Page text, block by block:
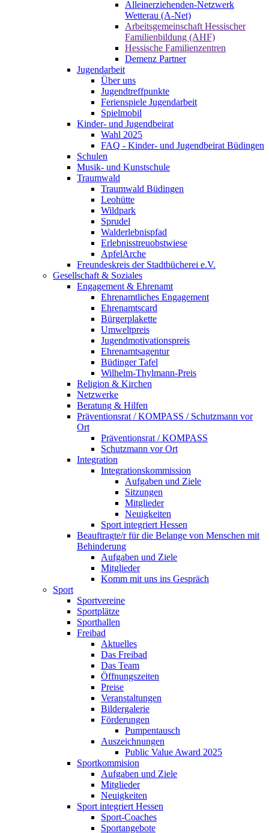
Alleinerziehenden-Netzwerk
Wetterau (A-Net)
Arbeitsgemeinschaft Hessischer
Familienbildung (AHF)
Hessische Familienzentren
Demenz Partner
Jugendarbeit
Über uns
Jugendtreffpunkte
Ferienspiele Jugendarbeit
Spielmobil
Kinder- und Jugendbeirat
Wahl 2025
FAQ - Kinder- und Jugendbeirat Büdingen
Schulen
Musik- und Kunstschule
Traumwald
Traumwald Büdingen
Leohütte
Wildpark
Sprudel
Walderlebnispfad
Erlebnisstreuobstwiese
ApfelArche
Freundeskreis der Stadtbücherei e.V.
Gesellschaft & Soziales
Engagement & Ehrenamt
Ehrenamtliches Engagement
Ehrenamtscard
Bürgerplakette
Umweltpreis
Jugendmotivationspreis
Ehrenamtsagentur
Büdinger Tafel
Wilhelm-Thylmann-Preis
Religion & Kirchen
Netzwerke
Beratung & Hilfen
Präventionsrat / KOMPASS / Schutzmann vor
Ort
Präventionsrat / KOMPASS
Schutzmann vor Ort
Integration
Integrationskommission
Aufgaben und Ziele
Sitzungen
Mitglieder
Neuigkeiten
Sport integriert Hessen
Beauftragte/r für die Belange von Menschen mit
Behinderung
Aufgaben und Ziele
Mitglieder
Komm mit uns ins Gespräch
Sport
Sportvereine
Sportplätze
Sporthallen
Freibad
Aktuelles
Das Freibad
Das Team
Öffnungszeiten
Preise
Veranstaltungen
Bildergalerie
Förderungen
Pumpentausch
Auszeichnungen
Public Value Award 2025
Sportkommision
Aufgaben und Ziele
Mitglieder
Neuigkeiten
Sport integriert Hessen
Sport-Coaches
Sportangebote